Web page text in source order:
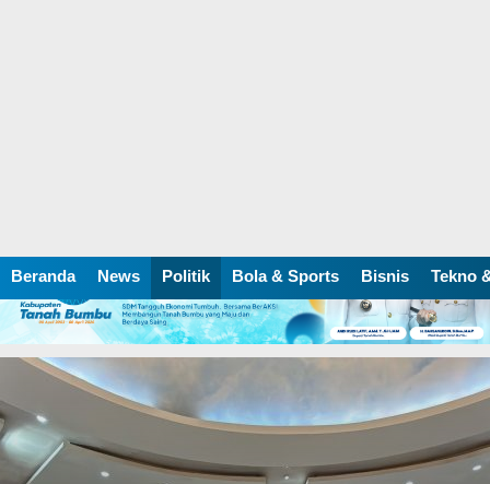
Beranda News Politik Bola & Sports Bisnis Tekno